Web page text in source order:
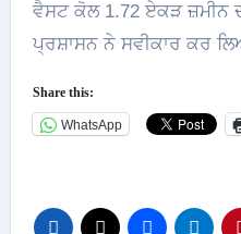
ਵੈਸਟ ਕੋਲ 1.72 ਏਕੜ ਜ਼ਮੀਨ
ਪ੍ਰਸ਼ਾਸਨ ਨੇ ਸਵੀਕਾਰ ਕਰ
Share this:
WhatsApp